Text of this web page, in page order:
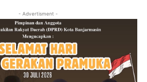
- Advertisment -